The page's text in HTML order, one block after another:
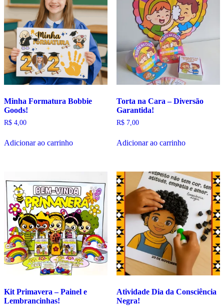
Minha Formatura Bobbie
Goods!
R$ 4,00
Adicionar ao carrinho
Torta na Cara – Diversão
Garantida!
R$7,00
Adicionar ao carrinho
Kit Primavera – Painel e
Lembrancinhas!
Atividade Dia da Consciência
Negra!